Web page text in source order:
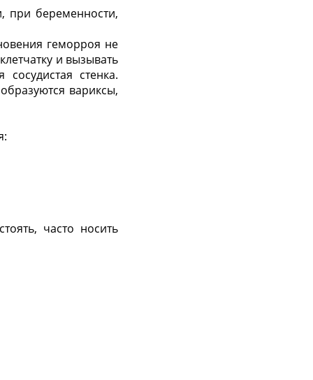
при беременности,
геморроя не
и вызывать
стенка.
вариксы,
часто носить